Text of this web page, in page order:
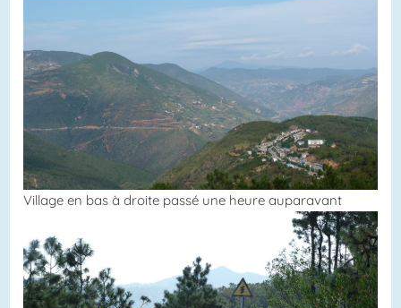
Village en bas à droite passé une heure auparavant